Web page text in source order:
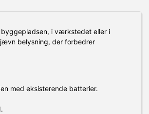
byggepladsen, i værkstedet eller i
belysning, der forbedrer
med eksisterende batterier.